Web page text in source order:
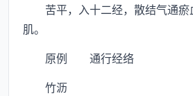
苦平，入十二经，散结气通瘀
肌。
原例 通行经络
竹沥